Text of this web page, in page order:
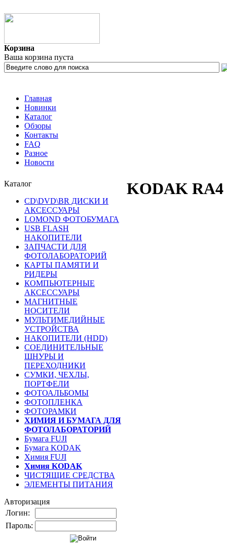
Корзина
Ваша корзина пуста
Главная
Новинки
Каталог
Обзоры
Контакты
FAQ
Разное
Новости
Каталог
CD\DVD\BR ДИСКИ И
АКСЕССУАРЫ
LOMOND ФОТОБУМАГА
USB FLASH
НАКОПИТЕЛИ
ЗАПЧАСТИ ДЛЯ
ФОТОЛАБОРАТОРИЙ
КАРТЫ ПАМЯТИ И
РИДЕРЫ
КОМПЬЮТЕРНЫЕ
АКСЕССУАРЫ
МАГНИТНЫЕ
НОСИТЕЛИ
МУЛЬТИМЕДИЙНЫЕ
УСТРОЙСТВА
НАКОПИТЕЛИ (HDD)
СОЕДИНИТЕЛЬНЫЕ
ШНУРЫ И
ПЕРЕХОДНИКИ
СУМКИ, ЧЕХЛЫ,
ПОРТФЕЛИ
ФОТОАЛЬБОМЫ
ФОТОПЛЕНКА
ФОТОРАМКИ
ХИМИЯ И БУМАГА ДЛЯ
ФОТОЛАБОРАТОРИЙ
Бумага FUJI
Бумага KODAK
Химия FUJI
Химия KODAK
ЧИСТЯЩИЕ СРЕДСТВА
ЭЛЕМЕНТЫ ПИТАНИЯ
Авторизация
Логин:
Пароль:
KODAK RA4